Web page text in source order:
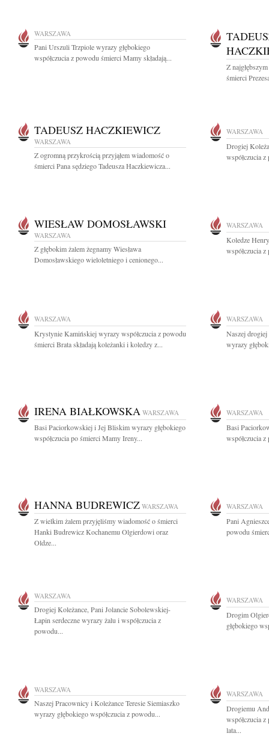
WARSZAWA
Pani Urszuli Trzpiole wyrazy głębokiego
współczucia z powodu śmierci Mamy składają...
Z
śmierci
TADEUSZ HACZKIEWICZ
WARSZAWA
Z ogromną przykrością przyjąłem wiadomość o
śmierci Pana sędziego Tadeusza Haczkiewicza...
WARSZAWA
Drogiej
współczucia
WIESŁAW DOMOSŁAWSKI
WARSZAWA
Z głębokim żalem żegnamy Wiesława
Domosławskiego wieloletniego i cenionego...
WARSZAWA
Koledze
współczucia
WARSZAWA
Krystynie Kamińskiej wyrazy współczucia z powodu
śmierci Brata składają koleżanki i koledzy z...
WARSZAWA
Naszej
wyrazy
IRENA BIAŁKOWSKA WARSZAWA
Basi Paciorkowskiej i Jej Bliskim wyrazy głębokiego
współczucia po śmierci Mamy Ireny...
WARSZAWA
Basi
współczucia
HANNA BUDREWICZ WARSZAWA
Z wielkim żalem przyjęliśmy wiadomość o śmierci
Hanki Budrewicz Kochanemu Olgierdowi oraz
Oldze...
WARSZAWA
Pani
powodu
WARSZAWA
Drogiej Koleżance, Pani Jolancie Sobolewskiej-
Łapin serdeczne wyrazy żalu i współczucia z
powodu...
WARSZAWA
Drogim
głębokiego
WARSZAWA
Naszej Pracownicy i Koleżance Teresie Siemiaszko
wyrazy głębokiego współczucia z powodu...
WARSZAWA
Drogiemu
współczucia
lata...